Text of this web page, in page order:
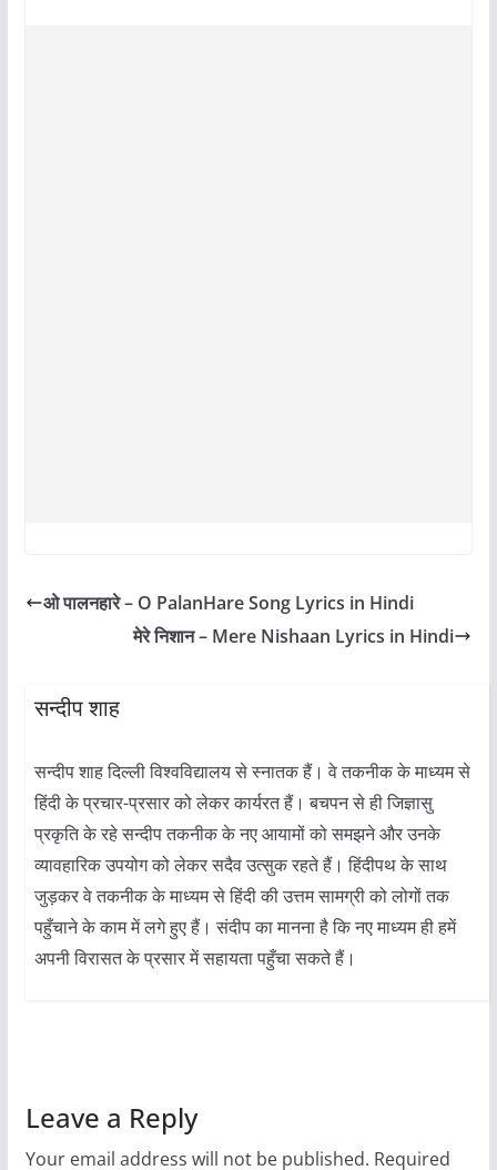
ओ पालनहारे – O PalanHare Song Lyrics in Hindi
मेरे निशान – Mere Nishaan Lyrics in Hindi
सन्दीप शाह
सन्दीप शाह दिल्ली विश्वविद्यालय से स्नातक हैं। वे तकनीक के माध्यम से
हिंदी के प्रचार-प्रसार को लेकर कार्यरत हैं। बचपन से ही जिज्ञासु
प्रकृति के रहे सन्दीप तकनीक के नए आयामों को समझने और उनके
व्यावहारिक उपयोग को लेकर सदैव उत्सुक रहते हैं। हिंदीपथ के साथ
जुड़कर वे तकनीक के माध्यम से हिंदी की उत्तम सामग्री को लोगों तक
पहुँचाने के काम में लगे हुए हैं। संदीप का मानना है कि नए माध्यम ही हमें
अपनी विरासत के प्रसार में सहायता पहुँचा सकते हैं।
Leave a Reply
Your email address will not be published. Required